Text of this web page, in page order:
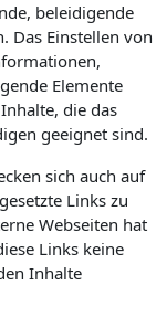
beleidigende
Das Einstellen von
Elemente
die das
geeignet sind.
sich auch auf
Links zu
Webseiten hat
Links keine
Inhalte